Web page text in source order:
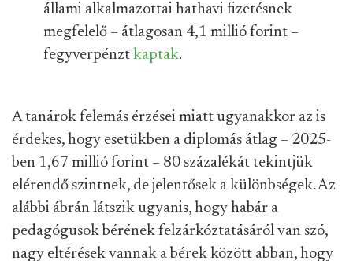
állami alkalmazottai hathavi fizetésnek
megfelelő – átlagosan 4,1 millió forint –
fegyverpénzt kaptak.
A tanárok felemás érzései miatt ugyanakkor az is
érdekes, hogy esetükben a diplomás átlag – 2025-
ben 1,67 millió forint – 80 százalékát tekintjük
elérendő szintnek, de jelentősek a különbségek. Az
alábbi ábrán látszik ugyanis, hogy habár a
pedagógusok bérének felzárkóztatásáról van szó,
nagy eltérések vannak a bérek között abban, hogy